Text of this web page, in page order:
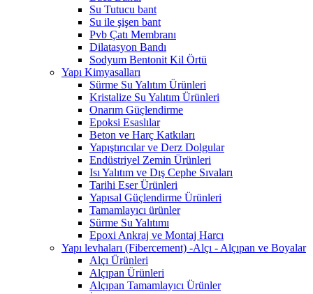
Su Tutucu bant
Su ile şişen bant
Pvb Çatı Membranı
Dilatasyon Bandı
Sodyum Bentonit Kil Örtü
Yapı Kimyasalları
Sürme Su Yalıtım Ürünleri
Kristalize Su Yalıtım Ürünleri
Onarım Güçlendirme
Epoksi Esaslılar
Beton ve Harç Katkıları
Yapıştırıcılar ve Derz Dolgular
Endüstriyel Zemin Ürünleri
Isı Yalıtım ve Dış Cephe Sıvaları
Tarihi Eser Ürünleri
Yapısal Güçlendirme Ürünleri
Tamamlayıcı ürünler
Sürme Su Yalıtımı
Epoxi Ankraj ve Montaj Harcı
Yapı levhaları (Fibercement) -Alçı - Alçıpan ve Boyalar
Alçı Ürünleri
Alçıpan Ürünleri
Alçıpan Tamamlayıcı Ürünler